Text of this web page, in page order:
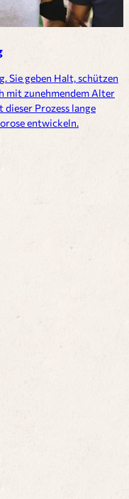
Sie geben Halt, schützen
mit zunehmendem Alter
dieser Prozess lange
entwickeln.